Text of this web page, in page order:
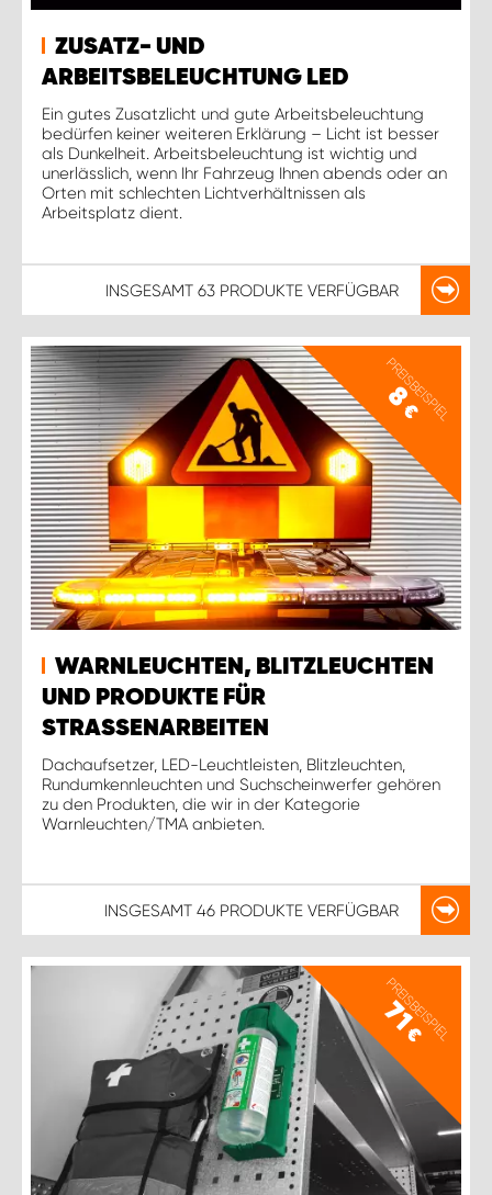
ZUSATZ- UND
ARBEITSBELEUCHTUNG LED
Ein gutes Zusatzlicht und gute Arbeitsbeleuchtung
bedürfen keiner weiteren Erklärung – Licht ist besser
als Dunkelheit. Arbeitsbeleuchtung ist wichtig und
unerlässlich, wenn Ihr Fahrzeug Ihnen abends oder an
Orten mit schlechten Lichtverhältnissen als
Arbeitsplatz dient.
INSGESAMT 63 PRODUKTE VERFÜGBAR
PREISBEISPIEL
8
€
WARNLEUCHTEN, BLITZLEUCHTEN
UND PRODUKTE FÜR
STRASSENARBEITEN
Dachaufsetzer, LED-Leuchtleisten, Blitzleuchten,
Rundumkennleuchten und Suchscheinwerfer gehören
zu den Produkten, die wir in der Kategorie
Warnleuchten/TMA anbieten.
INSGESAMT 46 PRODUKTE VERFÜGBAR
PREISBEISPIEL
71
€